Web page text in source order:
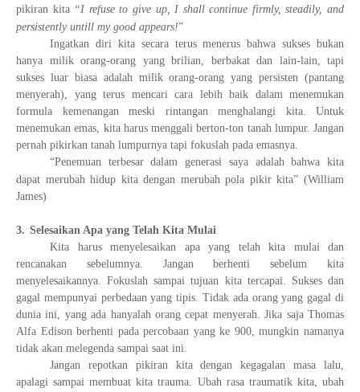
pikiran kita “I refuse to give up, I shall continue firmly, steadily, and
persistently untill my good appears!”
Ingatkan diri kita secara terus menerus bahwa sukses bukan
hanya milik orang-orang yang brilian, berbakat dan lain-lain, tapi
sukses luar biasa adalah milik orang-orang yang persisten (pantang
menyerah), yang terus mencari cara lebih baik dalam menemukan
formula kemenangan meski rintangan menghalangi kita. Untuk
menemukan emas, kita harus menggali berton-ton tanah lumpur. Jangan
pernah pikirkan tanah lumpurnya tapi fokuslah pada emasnya.
“Penemuan terbesar dalam generasi saya adalah bahwa kita
dapat merubah hidup kita dengan merubah pola pikir kita” (William
James)
3. Selesaikan Apa yang Telah Kita Mulai
Kita harus menyelesaikan apa yang telah kita mulai dan
rencanakan sebelumnya. Jangan berhenti sebelum kita
menyelesaikannya. Fokuslah sampai tujuan kita tercapai. Sukses dan
gagal mempunyai perbedaan yang tipis. Tidak ada orang yang gagal di
dunia ini, yang ada hanyalah orang cepat menyerah. Jika saja Thomas
Alfa Edison berhenti pada percobaan yang ke 900, mungkin namanya
tidak akan melegenda sampai saat ini.
Jangan repotkan pikiran kita dengan kegagalan masa lalu,
apalagi sampai membuat kita trauma. Ubah rasa traumatik kita, ubah